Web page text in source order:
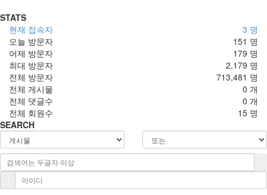
STATS
3 명
현재 접속자
151 명
오늘 방문자
179 명
어제 방문자
2,179 명
최대 방문자
713,481 명
전체 방문자
0 개
전체 게시물
0 개
전체 댓글수
15 명
전체 회원수
SEARCH